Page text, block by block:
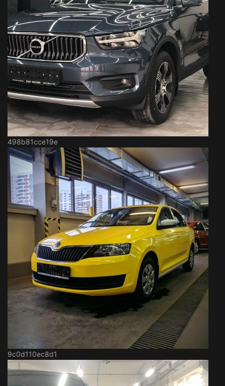
498b81cce19e
9c0d110ec8d1